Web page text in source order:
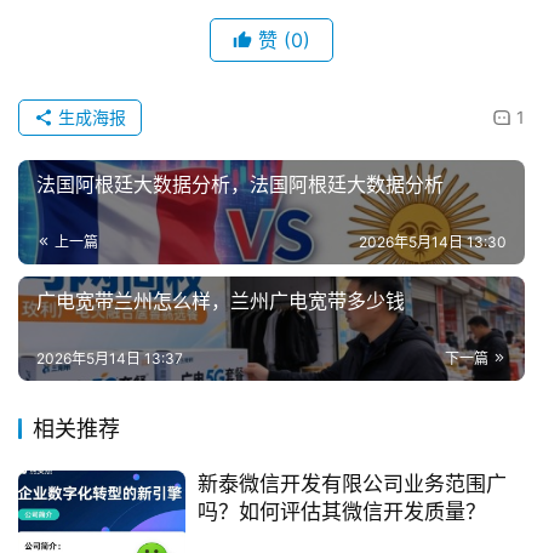
赞 (0)
1
生成海报
法国阿根廷大数据分析，法国阿根廷大数据分析
上一篇 2026年5月14日 13:30
广电宽带兰州怎么样，兰州广电宽带多少钱
下一篇
2026年5月14日 13:37
相关推荐
新泰微信开发有限公司业务范围广
吗？如何评估其微信开发质量？